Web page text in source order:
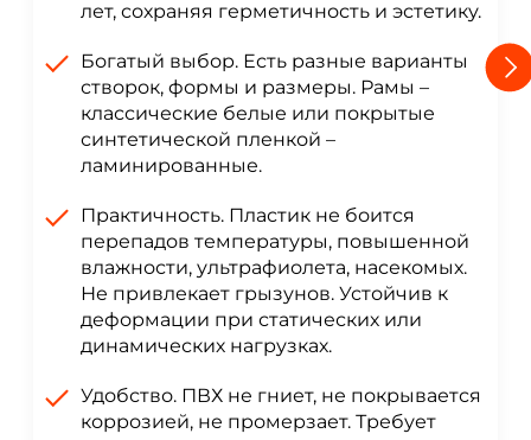
лет, сохраняя герметичность и эстетику.
Богатый выбор. Есть разные варианты
створок, формы и размеры. Рамы –
классические белые или покрытые
синтетической пленкой –
ламинированные.
Практичность. Пластик не боится
перепадов температуры, повышенной
влажности, ультрафиолета, насекомых.
Не привлекает грызунов. Устойчив к
деформации при статических или
динамических нагрузках.
Удобство. ПВХ не гниет, не покрывается
коррозией, не промерзает. Требует